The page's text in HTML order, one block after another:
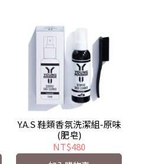
Y.A.S 鞋類香氛洗潔組-原味
(肥皂)
NT$480